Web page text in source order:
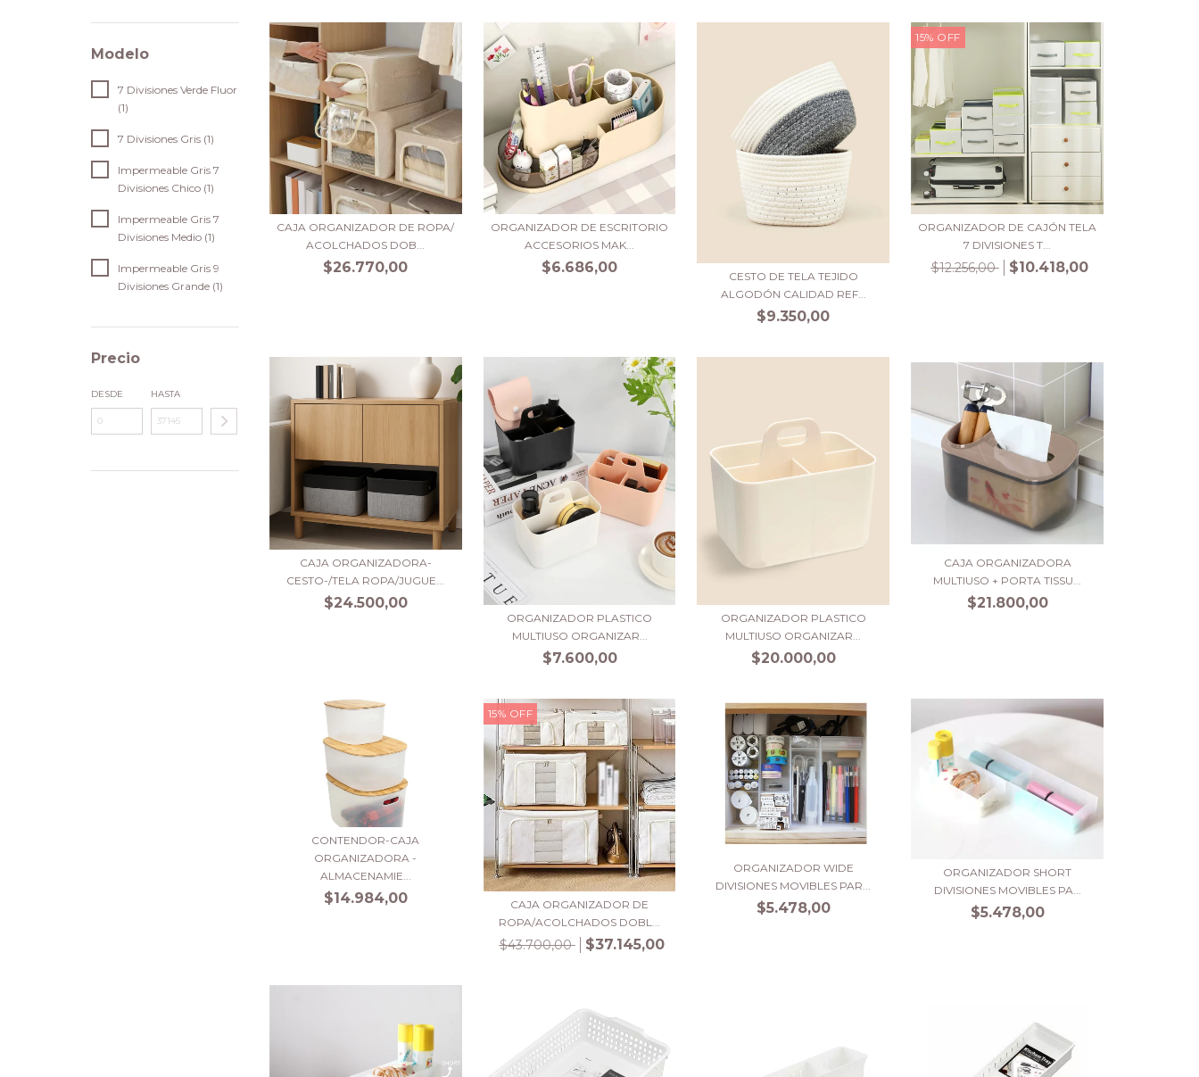
Modelo
7 Divisiones Verde Fluor
(1)
7 Divisiones Gris (1)
Impermeable Gris 7
Divisiones Chico (1)
Impermeable Gris 7
Divisiones Medio (1)
Impermeable Gris 9
Divisiones Grande (1)
Precio
DESDE HASTA
CAJA ORGANIZADOR DE ROPA/
ACOLCHADOS DOB...
$26.770,00
ORGANIZADOR DE ESCRITORIO
ACCESORIOS MAK...
$6.686,00
CESTO DE TELA TEJIDO
ALGODÓN CALIDAD REF...
$9.350,00
15% OFF
ORGANIZADOR DE CAJÓN TELA
7 DIVISIONES T...
$12.256,00 $10.418,00
CAJA ORGANIZADORA-
CESTO-/TELA ROPA/JUGUE...
$24.500,00
ORGANIZADOR PLASTICO
MULTIUSO ORGANIZAR...
$7.600,00
ORGANIZADOR PLASTICO
MULTIUSO ORGANIZAR...
$20.000,00
CAJA ORGANIZADORA
MULTIUSO + PORTA TISSU...
$21.800,00
CONTENDOR-CAJA
ORGANIZADORA -
ALMACENAMIE...
$14.984,00
15% OFF
CAJA ORGANIZADOR DE
ROPA/ACOLCHADOS DOBL...
$43.700,00 $37.145,00
ORGANIZADOR WIDE
DIVISIONES MOVIBLES PAR...
$5.478,00
ORGANIZADOR SHORT
DIVISIONES MOVIBLES PA...
$5.478,00